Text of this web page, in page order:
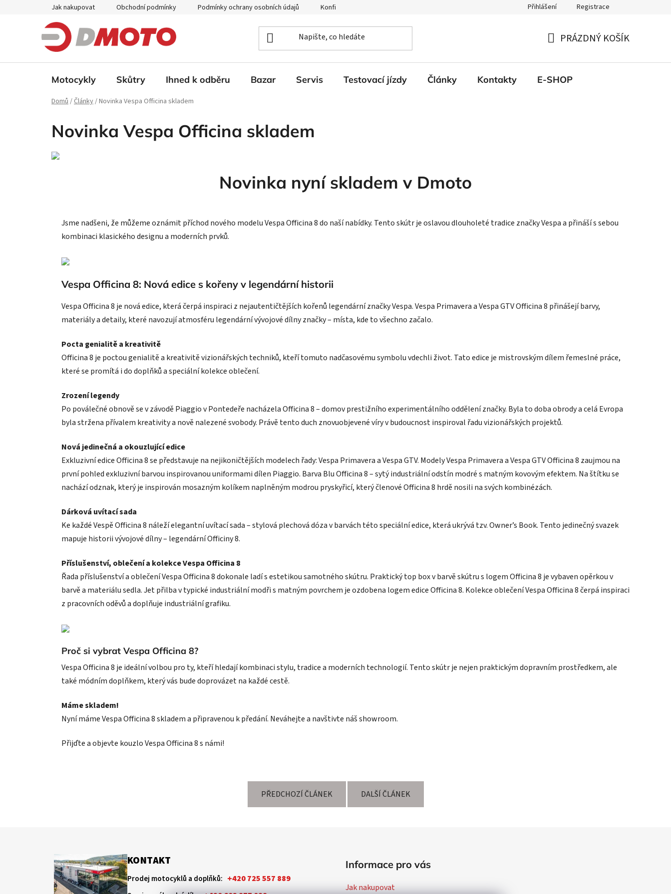
Jak nakupovat Obchodní podmínky Podmínky ochrany osobních údajů Konfigurátor Ducati Přihlášení Registrace
KOŠÍK
PRÁZDNÝ KOŠÍK
Motocykly Skůtry Ihned k odběru Bazar Servis Testovací jízdy Články Kontakty E-SHOP
Domů/Články/Novinka Vespa Officina skladem
Novinka Vespa Officina skladem
Novinka nyní skladem v Dmoto
Jsme nadšeni, že můžeme oznámit příchod nového modelu Vespa Officina 8 do naší nabídky. Tento skútr je oslavou dlouholeté tradice značky Vespa a přináší s sebou
kombinaci klasického designu a moderních prvků.
Vespa Officina 8: Nová edice s kořeny v legendární historii
Vespa Officina 8 je nová edice, která čerpá inspiraci z nejautentičtějších kořenů legendární značky Vespa. Vespa Primavera a Vespa GTV Officina 8 přinášejí barvy,
materiály a detaily, které navozují atmosféru legendární vývojové dílny značky – místa, kde to všechno začalo.
Pocta genialitě a kreativitě
Officina 8 je poctou genialitě a kreativitě vizionářských techniků, kteří tomuto nadčasovému symbolu vdechli život. Tato edice je mistrovským dílem řemeslné práce,
které se promítá i do doplňků a speciální kolekce oblečení.
Zrození legendy
Po poválečné obnově se v závodě Piaggio v Pontedeře nacházela Officina 8 – domov prestižního experimentálního oddělení značky. Byla to doba obrody a celá Evropa
byla stržena přívalem kreativity a nově nalezené svobody. Právě tento duch znovuobjevené víry v budoucnost inspiroval řadu vizionářských projektů.
Nová jedinečná a okouzlující edice
Exkluzivní edice Officina 8 se představuje na nejikoničtějších modelech řady: Vespa Primavera a Vespa GTV. Modely Vespa Primavera a Vespa GTV Officina 8 zaujmou na
první pohled exkluzivní barvou inspirovanou uniformami dílen Piaggio. Barva Blu Officina 8 – sytý industriální odstín modré s matným kovovým efektem. Na štítku se
nachází odznak, který je inspirován mosazným kolíkem naplněným modrou pryskyřicí, který členové Officina 8 hrdě nosili na svých kombinézách.
Dárková uvítací sada
Ke každé Vespě Officina 8 náleží elegantní uvítací sada – stylová plechová dóza v barvách této speciální edice, která ukrývá tzv. Owner’s Book. Tento jedinečný svazek
mapuje historii vývojové dílny – legendární Officiny 8.
Příslušenství, oblečení a kolekce Vespa Officina 8
Řada příslušenství a oblečení Vespa Officina 8 dokonale ladí s estetikou samotného skútru. Praktický top box v barvě skútru s logem Officina 8 je vybaven opěrkou v
barvě a materiálu sedla. Jet přilba v typické industriální modři s matným povrchem je ozdobena logem edice Officina 8. Kolekce oblečení Vespa Officina 8 čerpá inspiraci
z pracovních oděvů a doplňuje industriální grafiku.
Proč si vybrat Vespa Officina 8?
Vespa Officina 8 je ideální volbou pro ty, kteří hledají kombinaci stylu, tradice a moderních technologií. Tento skútr je nejen praktickým dopravním prostředkem, ale
také módním doplňkem, který vás bude doprovázet na každé cestě.
Máme skladem!
Nyní máme Vespa Officina 8 skladem a připravenou k předání. Neváhejte a navštivte náš showroom.
Přijďte a objevte kouzlo Vespa Officina 8 s námi!
PŘEDCHOZÍ ČLÁNEK DALŠÍ ČLÁNEK
KONTAKT
Prodej motocyklů a doplňků: +420 725 557 889
Informace pro vás
Jak nakupovat